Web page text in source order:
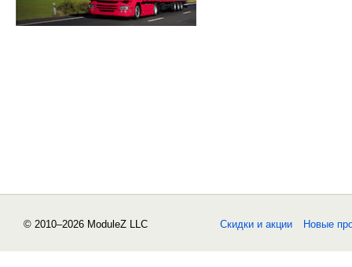
© 2010–2026 ModuleZ LLC Скидки и акции Новые